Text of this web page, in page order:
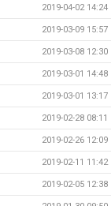
2019-04-02 14:24
2019-03-09 15:57
2019-03-08 12:30
2019-03-01 14:48
2019-03-01 13:17
2019-02-28 08:11
2019-02-26 12:09
2019-02-11 11:42
2019-02-05 12:38